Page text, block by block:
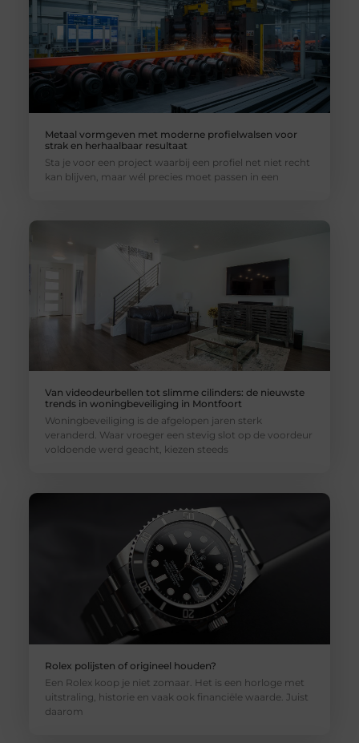
Metaal vormgeven met moderne profielwalsen voor
strak en herhaalbaar resultaat
Sta je voor een project waarbij een profiel net niet recht
kan blijven, maar wél precies moet passen in een
Van videodeurbellen tot slimme cilinders: de nieuwste
trends in woningbeveiliging in Montfoort
Woningbeveiliging is de afgelopen jaren sterk
veranderd. Waar vroeger een stevig slot op de voordeur
voldoende werd geacht, kiezen steeds
Rolex polijsten of origineel houden?
Een Rolex koop je niet zomaar. Het is een horloge met
uitstraling, historie en vaak ook financiële waarde. Juist
daarom